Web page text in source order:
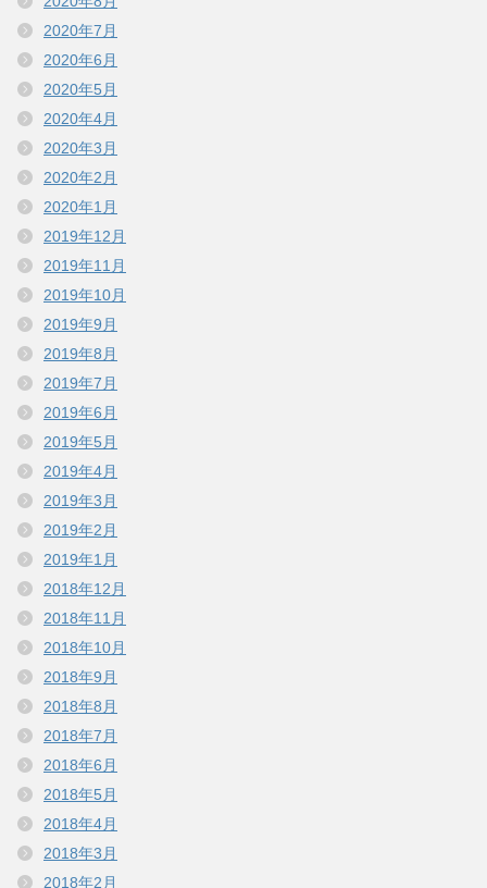
2020年7月
2020年6月
2020年5月
2020年4月
2020年3月
2020年2月
2020年1月
2019年12月
2019年11月
2019年10月
2019年9月
2019年8月
2019年7月
2019年6月
2019年5月
2019年4月
2019年3月
2019年2月
2019年1月
2018年12月
2018年11月
2018年10月
2018年9月
2018年8月
2018年7月
2018年6月
2018年5月
2018年4月
2018年3月
2018年2月